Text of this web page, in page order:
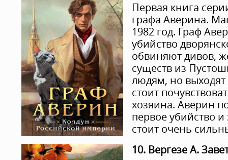
Первая книга
графа Аверина.
1982 год. Граф
убийство
обвиняют дивов,
существ из
людям, но выходят
стоит
хозяина. Аверин
первое убийство
стоит очень
10. Вергезе А.